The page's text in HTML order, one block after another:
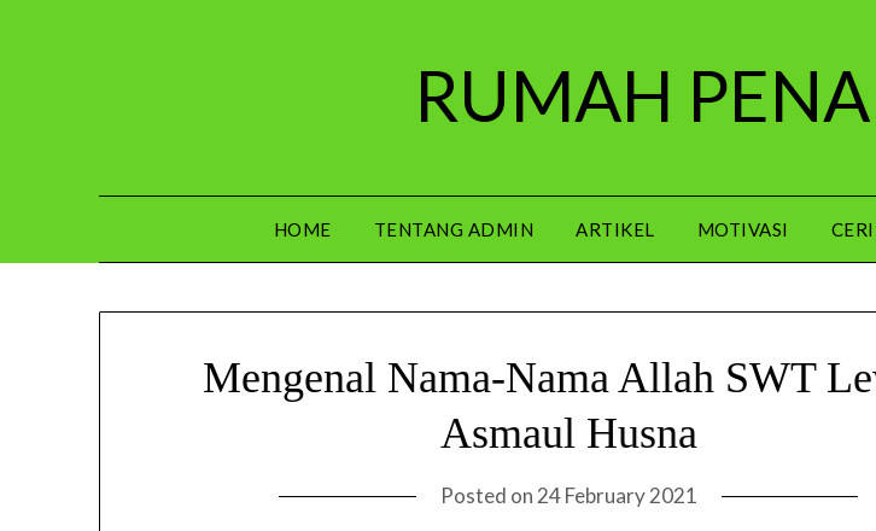
RUMAH
HOME TENTANG ADMIN ARTIKEL MOTIVASI
Mengenal Nama-Nama Allah SWT
Asmaul Husna
Posted on 24 February 2021